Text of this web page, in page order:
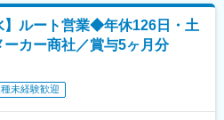
発受託機関）として、自由な発想と先見
サービスを生み出してきました。
でなく、製造や販売に至るまで、製薬
援するサービスを提供しています。日
リシス、非臨床サービスを提供する
に関与しています
方大歓迎ですが、初心者の方でも丁寧
用は全額会社負担です。
ン、フォークリフトや各種技能講習
の方々が従事しています。
】ルート営業◆年休126日・土
ーカー商社／賞与5ヶ月分
未経験歓迎